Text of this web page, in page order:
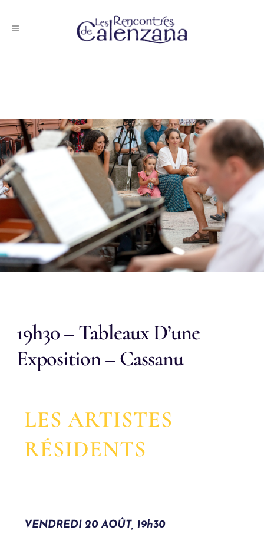
19h30 – Tableaux D’une
Exposition – Cassanu
LES ARTISTES
RÉSIDENTS
VENDREDI 20 AOÛT, 19h30